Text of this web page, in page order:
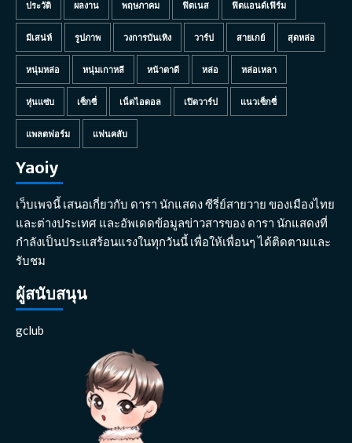
ประวัติ ผลงาน พฤษภาคม ฟิตเนส ฟิตแอนด์เฟิร์ม
มีเสน่ห์ รูปภาพ วงการบันเทิง วาร์ป สายเกย์ สุดหล่อ
หนุ่มหล่อ หนุ่มเกาหลี หน้าตาดี หล่อ หล่อเหลา
หุ่นแซ่บ เซ็กซี่ เน็ตไอดอล เปิดวาร์ป แนวเซ็กซี่
แพลตฟอร์ม แฟนคลับ
Yaoiy
เว็บเพจนี้ เสนอเกี่ยวกับ ดารา นักแสดง ซีรี่ย์สายวาย ของเมืองไทย
และต่างประเทศ และอัพเดดข้อมูลข่าวสารของ ดารา นักแสดงที่
กำลังเป็นประแสร้อนแรงในทุกวันนี้ เพื่อให้เพื่อนๆ ได้ติดตามและ
รับชม
ผู้สนับสนุน
gclub